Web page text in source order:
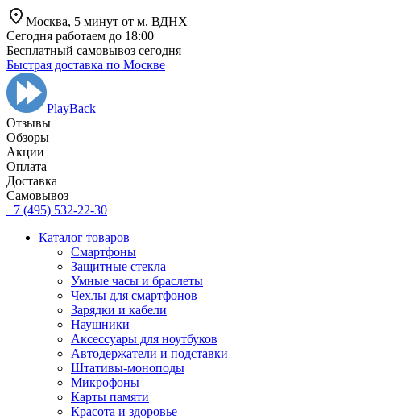
Москва, 5 минут от м. ВДНХ
Сегодня работаем до 18:00
Бесплатный самовывоз сегодня
Быстрая доставка по Москве
PlayBack
Отзывы
Обзоры
Aкции
Оплата
Доставка
Самовывоз
+7 (495) 532-22-30
Каталог товаров
Смартфоны
Защитные стекла
Умные часы и браслеты
Чехлы для смартфонов
Зарядки и кабели
Наушники
Аксессуары для ноутбуков
Автодержатели и подставки
Штативы-моноподы
Микрофоны
Карты памяти
Красота и здоровье